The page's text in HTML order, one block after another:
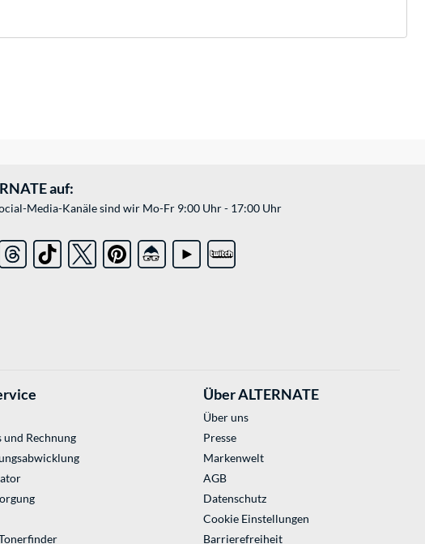
auf:
Media-Kanäle sind wir Mo-Fr 9:00 Uhr - 17:00 Uhr
und Rechnung
Über ALTERNATE
Über uns
Presse
Markenwelt
AGB
Datenschutz
Cookie Einstellungen
Barrierefreiheit